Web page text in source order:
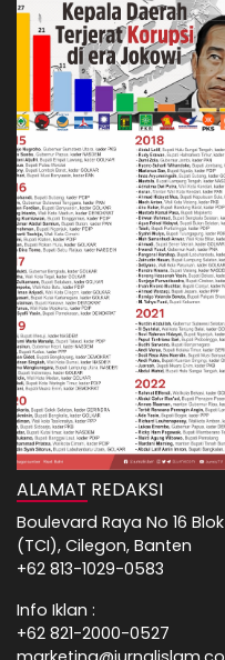
ALAMAT REDAKSI
Boulevard Raya No 16
(TCI), Cilegon, Banten
+62 813-1029-0583
Info Iklan :
+62 821-2000-0527